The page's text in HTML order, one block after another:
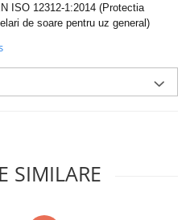
ISO 12312-1:2014 (Protectia
de soare pentru uz general)
SIMILARE